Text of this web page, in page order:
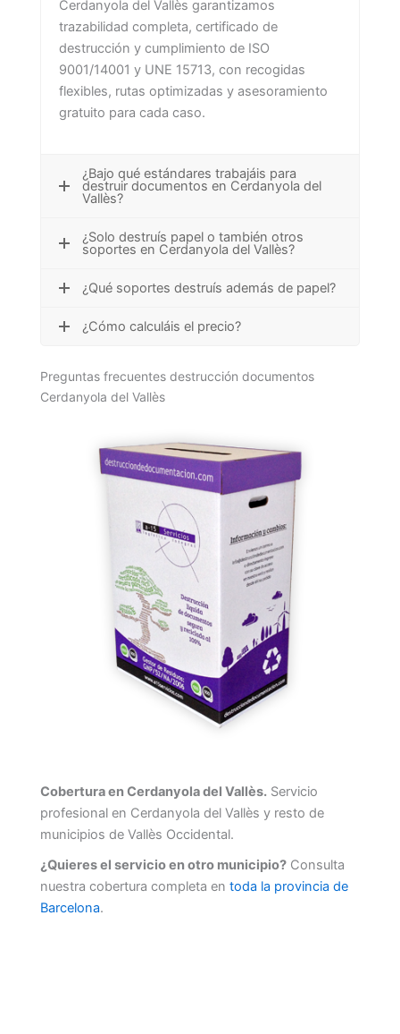
Cerdanyola del Vallès garantizamos
trazabilidad completa, certificado de
destrucción y cumplimiento de ISO
9001/14001 y UNE 15713, con recogidas
flexibles, rutas optimizadas y asesoramiento
gratuito para cada caso.
¿Bajo qué estándares trabajáis para
destruir documentos en Cerdanyola del
Vallès?
¿Solo destruís papel o también otros
soportes en Cerdanyola del Vallès?
¿Qué soportes destruís además de papel?
¿Cómo calculáis el precio?
Preguntas frecuentes destrucción documentos
Cerdanyola del Vallès
Cobertura en Cerdanyola del Vallès. Servicio
profesional en Cerdanyola del Vallès y resto de
municipios de Vallès Occidental.
¿Quieres el servicio en otro municipio? Consulta
nuestra cobertura completa en toda la provincia de
Barcelona.